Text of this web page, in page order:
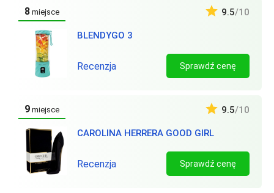
8 miejsce
BLENDYGO 3
9.5/10
Recenzja Sprawdź cenę
9 miejsce
CAROLINA HERRERA GOOD GIRL
9.5/10
Recenzja Sprawdź cenę